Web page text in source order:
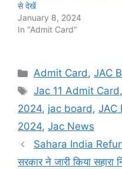
से देखें
January 8, 2024
In "Admit Card"
Categories
Admit Card,JAC
Tags
Jac 11 Admit Card
2024, jac board, JAC
2024, Jac News
Sahara India
सरकार ने जारी किया